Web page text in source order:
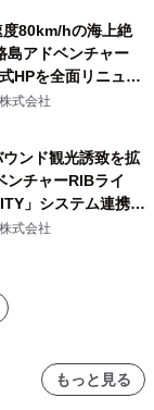
80km/hの海上絶
島アドベンチャー
HPを全面リニュー
予約完了の「スマ
式会社
ンド観光誘致を拡
ンチャーRIBライ
」システム連携を
式会社
もっと見る